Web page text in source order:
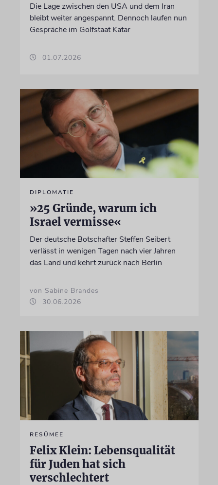
Die Lage zwischen den USA und dem Iran
bleibt weiter angespannt. Dennoch laufen nun
Gespräche im Golfstaat Katar
01.07.2026
DIPLOMATIE
»25 Gründe, warum ich
Israel vermisse«
Der deutsche Botschafter Steffen Seibert
verlässt in wenigen Tagen nach vier Jahren
das Land und kehrt zurück nach Berlin
von Sabine Brandes
30.06.2026
RESÜMEE
Felix Klein: Lebensqualität
für Juden hat sich
verschlechtert